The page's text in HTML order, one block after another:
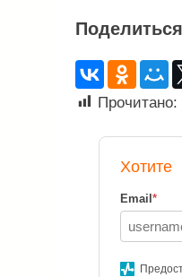
Прочитано:
Хотите
Email *